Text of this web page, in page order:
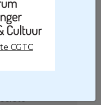
1 maart ging
de presentatie
De afdeling
een maand
CGTC